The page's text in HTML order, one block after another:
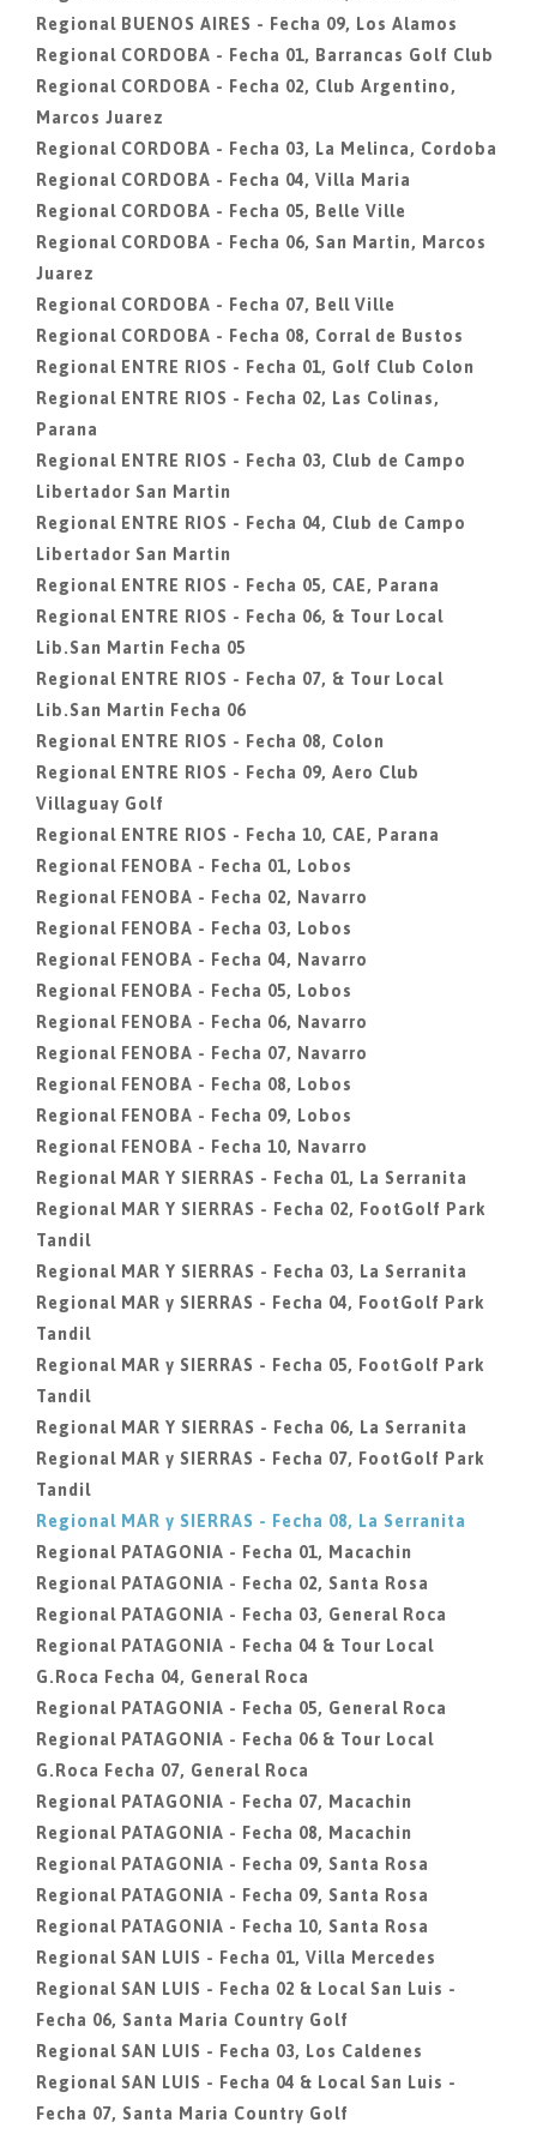
Regional BUENOS AIRES - Fecha 09, Los Alamos
Regional CORDOBA - Fecha 01, Barrancas Golf Club
Regional CORDOBA - Fecha 02, Club Argentino,
Marcos Juarez
Regional CORDOBA - Fecha 03, La Melinca, Cordoba
Regional CORDOBA - Fecha 04, Villa Maria
Regional CORDOBA - Fecha 05, Belle Ville
Regional CORDOBA - Fecha 06, San Martin, Marcos
Juarez
Regional CORDOBA - Fecha 07, Bell Ville
Regional CORDOBA - Fecha 08, Corral de Bustos
Regional ENTRE RIOS - Fecha 01, Golf Club Colon
Regional ENTRE RIOS - Fecha 02, Las Colinas,
Parana
Regional ENTRE RIOS - Fecha 03, Club de Campo
Libertador San Martin
Regional ENTRE RIOS - Fecha 04, Club de Campo
Libertador San Martin
Regional ENTRE RIOS - Fecha 05, CAE, Parana
Regional ENTRE RIOS - Fecha 06, & Tour Local
Lib.San Martin Fecha 05
Regional ENTRE RIOS - Fecha 07, & Tour Local
Lib.San Martin Fecha 06
Regional ENTRE RIOS - Fecha 08, Colon
Regional ENTRE RIOS - Fecha 09, Aero Club
Villaguay Golf
Regional ENTRE RIOS - Fecha 10, CAE, Parana
Regional FENOBA - Fecha 01, Lobos
Regional FENOBA - Fecha 02, Navarro
Regional FENOBA - Fecha 03, Lobos
Regional FENOBA - Fecha 04, Navarro
Regional FENOBA - Fecha 05, Lobos
Regional FENOBA - Fecha 06, Navarro
Regional FENOBA - Fecha 07, Navarro
Regional FENOBA - Fecha 08, Lobos
Regional FENOBA - Fecha 09, Lobos
Regional FENOBA - Fecha 10, Navarro
Regional MAR Y SIERRAS - Fecha 01, La Serranita
Regional MAR Y SIERRAS - Fecha 02, FootGolf Park
Tandil
Regional MAR Y SIERRAS - Fecha 03, La Serranita
Regional MAR y SIERRAS - Fecha 04, FootGolf Park
Tandil
Regional MAR y SIERRAS - Fecha 05, FootGolf Park
Tandil
Regional MAR Y SIERRAS - Fecha 06, La Serranita
Regional MAR y SIERRAS - Fecha 07, FootGolf Park
Tandil
Regional MAR y SIERRAS - Fecha 08, La Serranita
Regional PATAGONIA - Fecha 01, Macachin
Regional PATAGONIA - Fecha 02, Santa Rosa
Regional PATAGONIA - Fecha 03, General Roca
Regional PATAGONIA - Fecha 04 & Tour Local
G.Roca Fecha 04, General Roca
Regional PATAGONIA - Fecha 05, General Roca
Regional PATAGONIA - Fecha 06 & Tour Local
G.Roca Fecha 07, General Roca
Regional PATAGONIA - Fecha 07, Macachin
Regional PATAGONIA - Fecha 08, Macachin
Regional PATAGONIA - Fecha 09, Santa Rosa
Regional PATAGONIA - Fecha 09, Santa Rosa
Regional PATAGONIA - Fecha 10, Santa Rosa
Regional SAN LUIS - Fecha 01, Villa Mercedes
Regional SAN LUIS - Fecha 02 & Local San Luis -
Fecha 06, Santa Maria Country Golf
Regional SAN LUIS - Fecha 03, Los Caldenes
Regional SAN LUIS - Fecha 04 & Local San Luis -
Fecha 07, Santa Maria Country Golf